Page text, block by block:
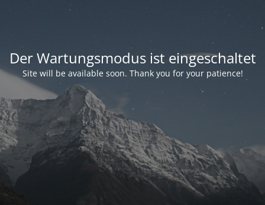
Der Wartungsmodus ist eingeschaltet
Site will be available soon. Thank you for your patience!